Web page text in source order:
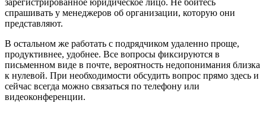
спрашивать у менеджеров об организации, которую они
представляют.
В остальном же работать с подрядчиком удаленно проще,
продуктивнее, удобнее. Все вопросы фиксируются в
письменном виде в почте, вероятность недопонимания близка
к нулевой. При необходимости обсудить вопрос прямо здесь и
сейчас всегда можно связаться по телефону или
видеоконференции.